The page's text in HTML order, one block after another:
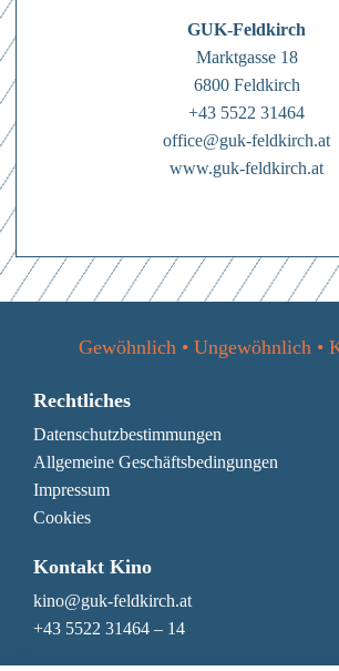
GUK-Feldkirch
Marktgasse 18
6800 Feldkirch
+43 5522 31464
office@guk-feldkirch.at
www.guk-feldkirch.at
Gewöhnlich • Ungewöhnlich •
Rechtliches
Datenschutzbestimmungen
Allgemeine Geschäftsbedingungen
Impressum
Cookies
Kontakt Kino
kino@guk-feldkirch.at
+43 5522 31464 – 14
Abschicken
Mit dem Absenden des Formulars erkläre ich
Datenschutzbestimmungen
Mit dem Absenden des Formulars erkläre ich
Datenschutzbestimmungen
Mit dem Absenden des Formulars erkläre ich